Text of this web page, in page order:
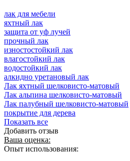
лак для мебели
яхтный лак
защита от уф лучей
прочный лак
изностостойкий лак
влагостойкий лак
водостойкий лак
алкидно уретановый лак
Лак яхтный шелковисто-матовый
Лак альпина шелковисто-матовый
Лак палубный шелковисто-матовый
покрытие для дерева
Показать все
Добавить отзыв
Ваша оценка:
Опыт использования: